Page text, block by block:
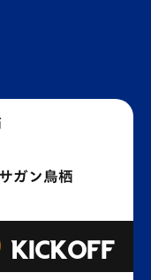
サガン鳥栖
KICKOFF